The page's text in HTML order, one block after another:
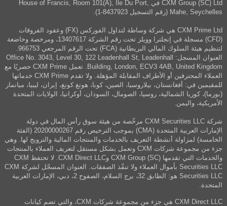
CXM Group (SC) Ltd في House of Francis, Room 101(A), Ile Du Port,
Mahe, Seychelles (رقم التسجيل 8437923-1).
CXM Prime Ltd هي شركة وساطة لتداول الفوركس (FX) وعقود الفروقات
(CFD) مسجلة في إنجلترا وويلز تحت رقم الشركة 13407617، ومرخصة وخاضعة
لتنظيم هيئة السلوك المالي البريطانية (FCA) تحت الرقم المرجعي 966753.
العنوان المسجل: Office No. 3043, Level 30, 122 Leadenhall St, Leadenhall
Building, London, ECV3 4AB, United Kingdom. تعمل CXM Prime حصريًا مع
العملاء المحترفين أو الأطراف المقابلة المؤهلة. ولا تقدم CXM Prime خدماتها
للمقيمين في: أفغانستان، بيلاروسيا، الصين، كوبا، هونغ كونغ، إيران، ليبيا، ميانمار
(بورما)، كوريا الشمالية، روسيا، الصومال، السودان، أوكرانيا، الولايات المتحدة
الأمريكية، واليمن.
شركة CXM Securities LLC مرخّصة من هيئة سوق رأس المال في دولة
الإمارات العربية المتحدة (CMA) بموجب الترخيص رقم 20200000267 (الفئة
الخامسة) لمزاولة أنشطة التعريف بالخدمات والمنتجات المالية والترويج لها. وهي
جزء من مجموعة شركات CXM وتعمل بشكل مستقل لتعريف العملاء بالمنتجات
والخدمات التي تقدمها CXM Group (SC) وCXM Direct LLC. لا تحتفظ CXM
Securities LLC بأموال العملاء ولا تنفّذ الصفقات. العنوان المسجّل لشركة CXM
Securities LLC هو: الطابق 32، برج السلام، الصفوح 2، دبي، الإمارات العربية
المتحدة.
CXM Direct LLC هي جزء من مجموعة شركات CXM، والتي تضم كيانات